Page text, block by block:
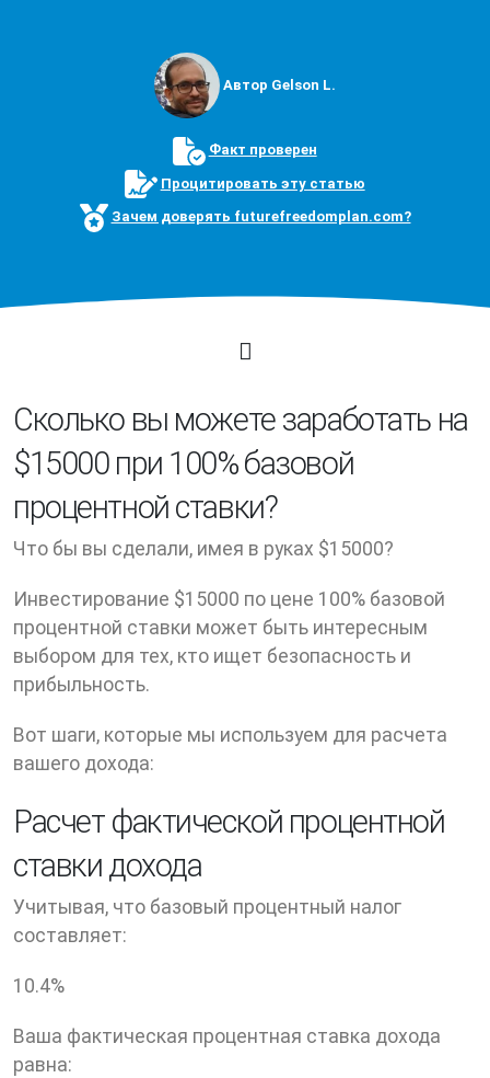
Автор Gelson L.
Факт проверен
Процитировать эту статью
Зачем доверять futurefreedomplan.com?
Cколько вы можете заработать на
$15000 при 100% базовой
процентной ставки?
Что бы вы сделали, имея в руках $15000?
Инвестирование $15000 по цене 100% базовой
процентной ставки может быть интересным
выбором для тех, кто ищет безопасность и
прибыльность.
Вот шаги, которые мы используем для расчета
вашего дохода:
Расчет фактической процентной
ставки дохода
Учитывая, что базовый процентный налог
составляет:
10.4%
Ваша фактическая процентная ставка дохода
равна: